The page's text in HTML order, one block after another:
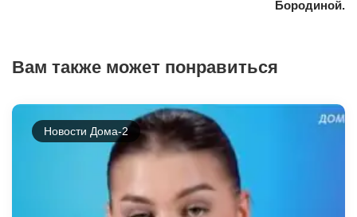
Бородиной.
Вам также может понравиться
Новости Дома-2